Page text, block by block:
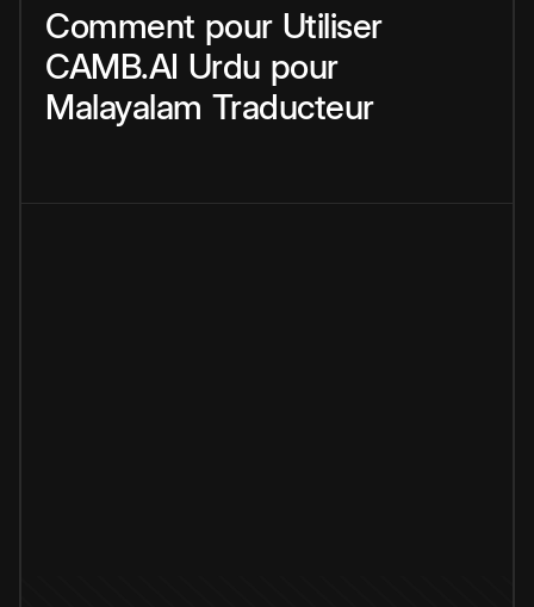
Comment pour Utiliser
CAMB.AI Urdu pour
Malayalam Traducteur